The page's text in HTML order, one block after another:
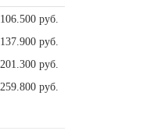
106.500 руб.
137.900 руб.
201.300 руб.
259.800 руб.